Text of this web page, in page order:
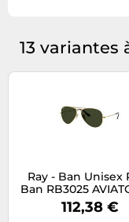
13 variantes
Ray - Ban Unisex
Ban RB3025
Lunettes de soleil
Or G15 Pilote
112,38 €